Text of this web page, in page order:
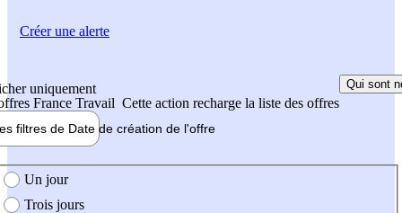
uniquement
France Travail Cette action recharge la liste des offres
Qui sont
filtres de Date de création de l'offre
création de l'offre
Un jour
Trois jours
Créer une alerte